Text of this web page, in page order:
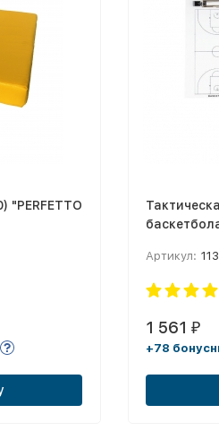
"PERFETTO
Артикул:
1 561 ₽
+78